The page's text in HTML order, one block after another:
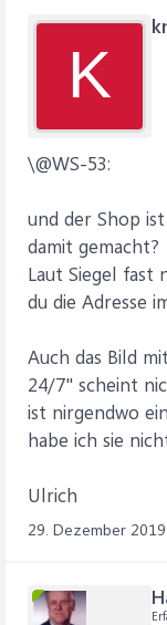
K
\@WS-53:
und der Shop
damit gemacht?
Laut Siegel fast
du die Adresse
Auch das Bild
24/7" scheint
ist nirgendwo
habe ich sie
Ulrich
29. Dezember 2019